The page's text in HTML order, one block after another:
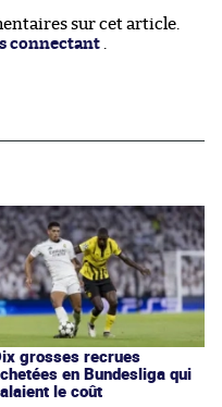
sur cet article.
connectant
grosses recrues
en Bundesliga qui
le coût